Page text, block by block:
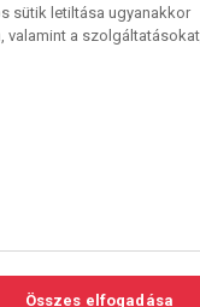
Az
A
sütik letiltása ugyanakkor
valamint a
Összes elfogadása